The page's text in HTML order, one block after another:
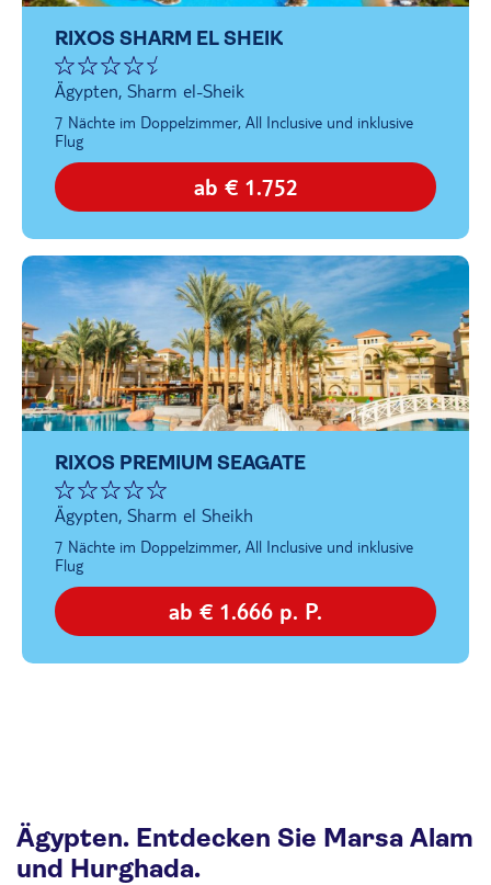
RIXOS SHARM EL SHEIK
Ägypten, Sharm el-Sheik
7 Nächte im Doppelzimmer, All Inclusive und inklusive
Flug
ab € 1.752
RIXOS PREMIUM SEAGATE
Ägypten, Sharm el Sheikh
7 Nächte im Doppelzimmer, All Inclusive und inklusive
Flug
ab € 1.666 p. P.
Ägypten. Entdecken Sie Marsa Alam
und Hurghada.